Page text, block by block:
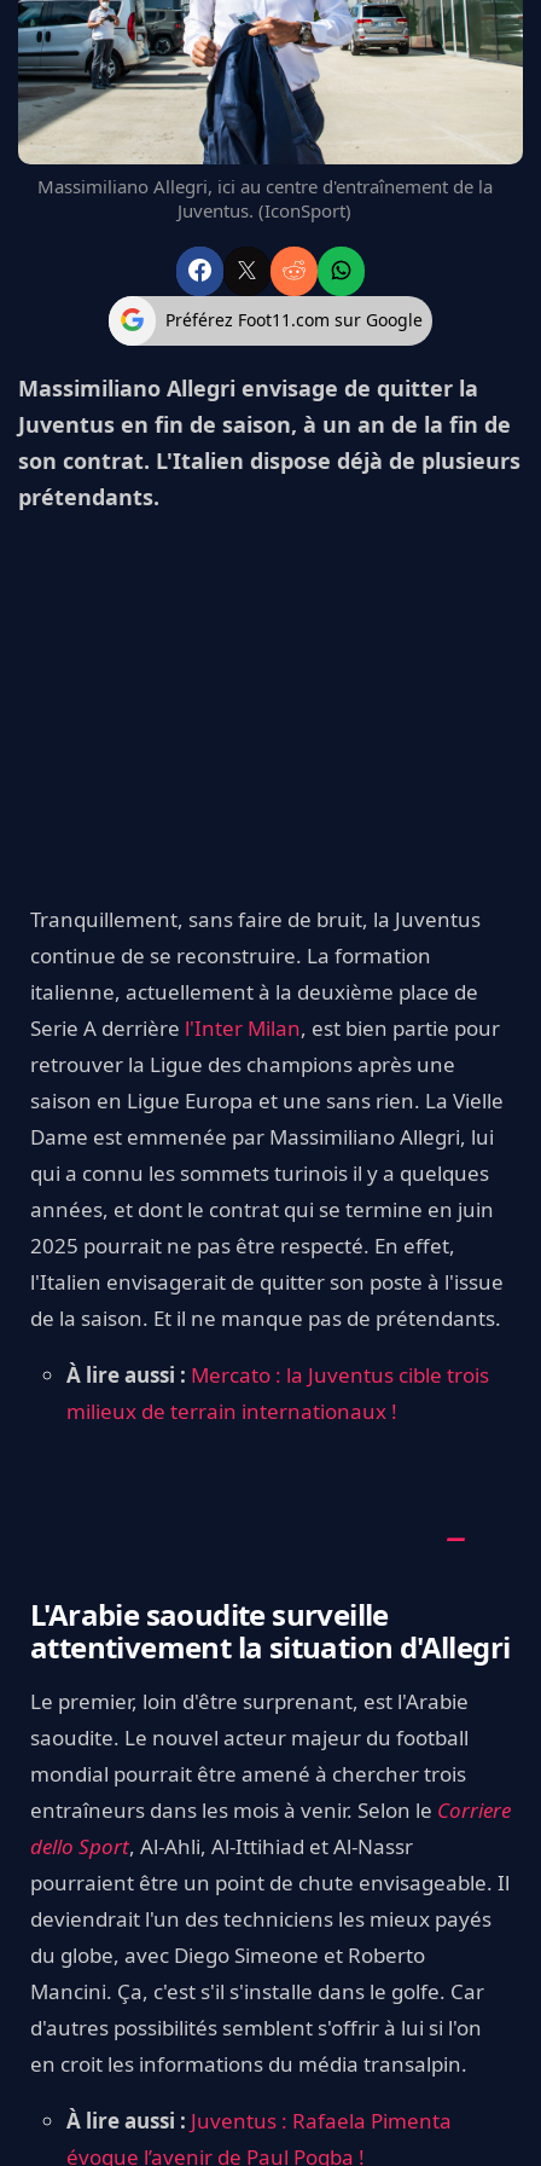
FC BARCELONE
MANCHESTER UNITED
CHELSEA
ARSENAL
BAYERN
L'AVIS DE LA RÉDAC'
Massimiliano Allegri, ici au centre d'entraînement de la
Juventus. (IconSport)
Préférez Foot11.com sur Google
Massimiliano Allegri envisage de quitter la
Juventus en fin de saison, à un an de la fin de
son contrat. L'Italien dispose déjà de plusieurs
prétendants.
Tranquillement, sans faire de bruit, la Juventus
continue de se reconstruire. La formation
italienne, actuellement à la deuxième place de
Serie A derrière l'Inter Milan, est bien partie pour
retrouver la Ligue des champions après une
saison en Ligue Europa et une sans rien. La Vielle
Dame est emmenée par Massimiliano Allegri, lui
qui a connu les sommets turinois il y a quelques
années, et dont le contrat qui se termine en juin
2025 pourrait ne pas être respecté. En effet,
l'Italien envisagerait de quitter son poste à l'issue
de la saison. Et il ne manque pas de prétendants.
À lire aussi : Mercato : la Juventus cible trois
milieux de terrain internationaux !
L'Arabie saoudite surveille
attentivement la situation d'Allegri
Le premier, loin d'être surprenant, est l'Arabie
saoudite. Le nouvel acteur majeur du football
mondial pourrait être amené à chercher trois
entraîneurs dans les mois à venir. Selon le Corriere
dello Sport, Al-Ahli, Al-Ittihiad et Al-Nassr
pourraient être un point de chute envisageable. Il
deviendrait l'un des techniciens les mieux payés
du globe, avec Diego Simeone et Roberto
Mancini. Ça, c'est s'il s'installe dans le golfe. Car
d'autres possibilités semblent s'offrir à lui si l'on
en croit les informations du média transalpin.
À lire aussi : Juventus : Rafaela Pimenta
évoque l’avenir de Paul Pogba !